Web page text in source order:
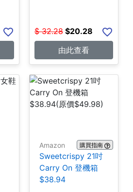
$ 32.28 $20.28
由此查看
Amazon 購買指南
Sweetcrispy 21吋
Carry On 登機箱
$38.94